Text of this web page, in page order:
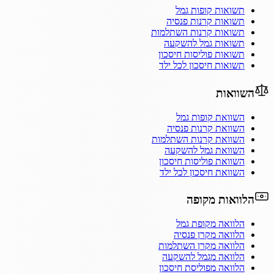
תשואות קופות גמל
תשואות קרנות פנסיה
תשואות קרנות השתלמות
תשואות גמל להשקעה
תשואות פוליסות חיסכון
תשואות חיסכון לכל ילד
השוואות
השוואת קופות גמל
השוואת קרנות פנסיה
השוואת קרנות השתלמות
השוואת גמל להשקעה
השוואת פוליסות חיסכון
השוואת חיסכון לכל ילד
הלוואות מקופה
הלוואה מקופת גמל
הלוואה מקרן פנסיה
הלוואה מקרן השתלמות
הלוואה מגמל להשקעה
הלוואה מפוליסת חיסכון